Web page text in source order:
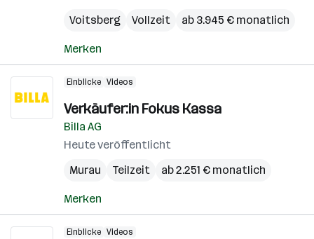
Voitsberg
Vollzeit ab 3.945 € monatlich
Merken
Einblicke Videos
Verkäufer:in Fokus Kassa
Billa AG
Heute veröffentlicht
Murau
Teilzeit ab 2.251 € monatlich
Merken
Einblicke Videos